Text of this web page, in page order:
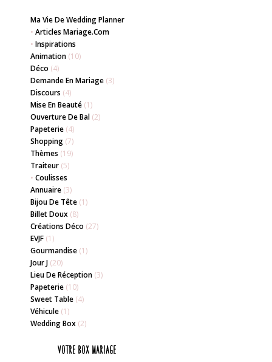
Ma Vie De Wedding Planner
• Articles Mariage.com
• Inspirations
Animation(10)
Déco (4)
Demande En Mariage(3)
Discours (4)
Mise En Beauté(1)
Ouverture De Bal(2)
Papeterie(4)
Shopping(7)
Thèmes (19)
Traiteur(5)
• Coulisses
Annuaire(3)
Bijou De Tête(1)
Billet Doux(8)
Créations Déco (27)
EVJF(1)
Gourmandise(1)
Jour J(20)
Lieu De Réception(3)
Papeterie(10)
Sweet Table(4)
Véhicule(1)
Wedding Box(2)
Votre box mariage